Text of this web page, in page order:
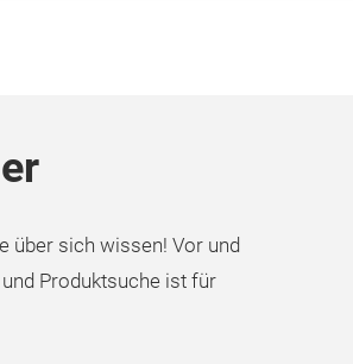
über sich wissen! Vor und
Produktsuche ist für